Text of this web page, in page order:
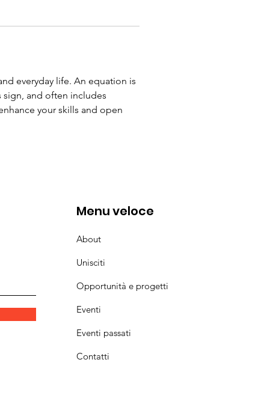
everyday life. An equation is
sign, and often includes
your skills and open
Menu veloce
About
Unisciti
Opportunità e progetti
Eventi
Eventi passati
Contatti